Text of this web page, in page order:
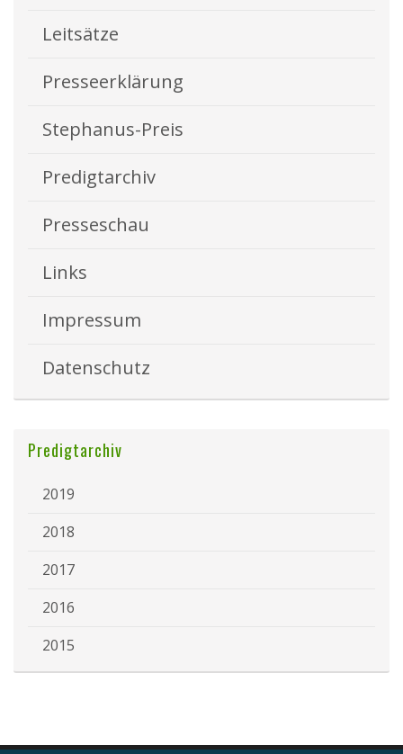
Leitsätze
Presseerklärung
Stephanus-Preis
Predigtarchiv
Presseschau
Links
Impressum
Datenschutz
Predigtarchiv
2019
2018
2017
2016
2015